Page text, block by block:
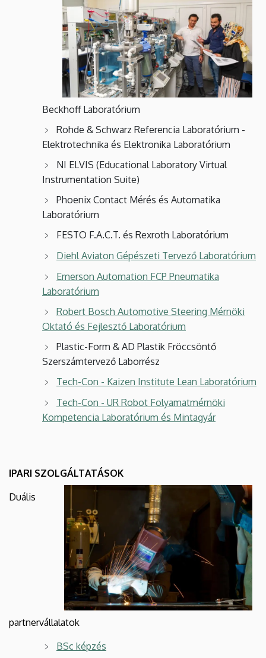
Beckhoff Laboratórium
Rohde & Schwarz Referencia Laboratórium -
Elektrotechnika és Elektronika Laboratórium
NI ELVIS (Educational Laboratory Virtual
Instrumentation Suite)
Phoenix Contact Mérés és Automatika
Laboratórium
FESTO F.A.C.T. és Rexroth Laboratórium
Diehl Aviaton Gépészeti Tervező Laboratórium
Emerson Automation FCP Pneumatika
Laboratórium
Robert Bosch Automotive Steering Mérnöki
Oktató és Fejlesztő Laboratórium
Plastic-Form & AD Plastik Fröccsöntő
Szerszámtervező Laborrész
Tech-Con - Kaizen Institute Lean Laboratórium
Tech-Con - UR Robot Folyamatmérnöki
Kompetencia Laboratórium és Mintagyár
IPARI SZOLGÁLTATÁSOK
Duális
partnervállalatok
BSc képzés